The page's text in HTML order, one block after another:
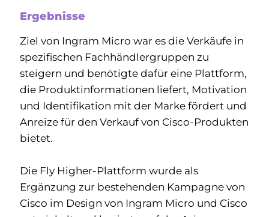
Ergebnisse
Ziel von Ingram Micro war es die Verkäufe in
spezifischen Fachhändlergruppen zu
steigern und benötigte dafür eine Plattform,
die Produktinformationen liefert, Motivation
und Identifikation mit der Marke fördert und
Anreize für den Verkauf von Cisco‑Produkten
bietet.
Die Fly Higher‑Plattform wurde als
Ergänzung zur bestehenden Kampagne von
Cisco im Design von Ingram Micro und Cisco